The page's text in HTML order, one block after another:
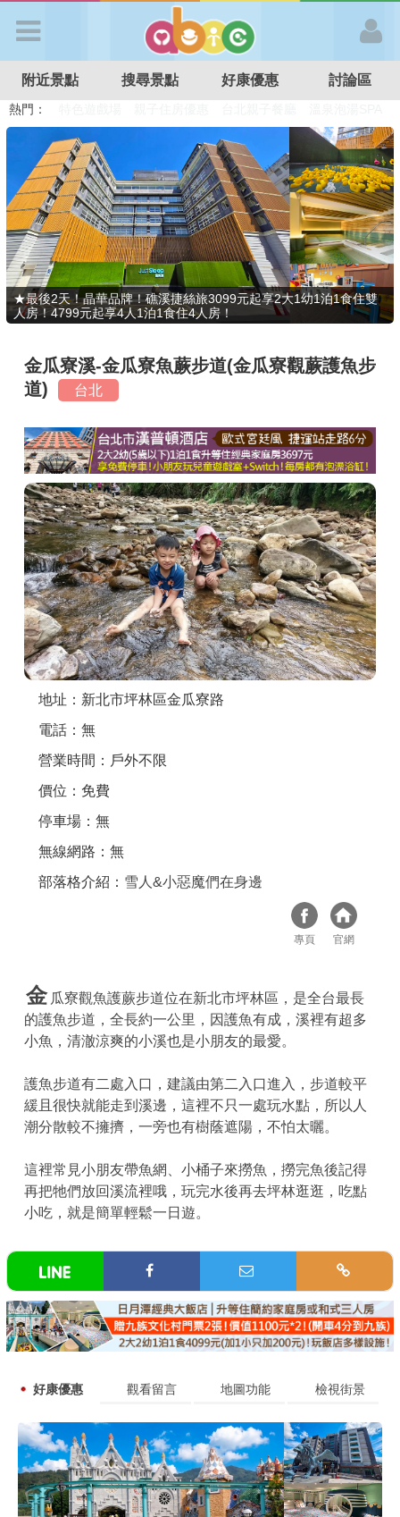
APP登入
首 頁
搜尋景點
好康優惠
最新消息
最新留言
商家合作
推薦景點
討論區
聯絡我們
APP下載
附近景點 搜尋景點 好康優惠 討論區
熱門：
特色遊戲場
親子住房優惠 台北親子餐廳 溫泉泡湯SPA
★最後2天！晶華品牌！礁溪捷絲旅3099元起享2大1幼1泊1食住雙
人房！4799元起享4人1泊1食住4人房！
金瓜寮溪-金瓜寮魚蕨步道(金瓜寮觀蕨護魚步
道)
台北
地址：新北市坪林區金瓜寮路
電話：無
營業時間：戶外不限
價位：免費
停車場：無
無線網路：無
部落格介紹： 雪人&小惡魔們在身邊
專頁 官網
金 瓜寮觀魚護蕨步道位在新北市坪林區，是全台最長
的護魚步道，全長約一公里，因護魚有成，溪裡有超多
小魚，清澈涼爽的小溪也是小朋友的最愛。
護魚步道有二處入口，建議由第二入口進入，步道較平
緩且很快就能走到溪邊，這裡不只一處玩水點，所以人
潮分散較不擁擠，一旁也有樹蔭遮陽，不怕太曬。
這裡常見小朋友帶魚網、小桶子來撈魚，撈完魚後記得
再把牠們放回溪流裡哦，玩完水後再去坪林逛逛，吃點
小吃，就是簡單輕鬆一日遊。
好康優惠 觀看留言 地圖功能 檢視街景